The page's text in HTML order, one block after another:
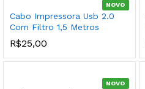
NOVO
Cabo Impressora Usb 2.0
Com Filtro 1,5 Metros
R$25,00
NOVO